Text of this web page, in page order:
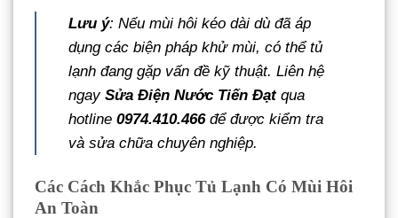
Lưu ý: Nếu mùi hôi kéo dài dù đã áp
dụng các biện pháp khử mùi, có thể tủ
lạnh đang gặp vấn đề kỹ thuật. Liên hệ
ngay Sửa Điện Nước Tiến Đạtqua
hotline 0974.410.466để được kiểm tra
và sửa chữa chuyên nghiệp.
Các Cách Khắc Phục Tủ Lạnh Có Mùi Hôi
An Toàn